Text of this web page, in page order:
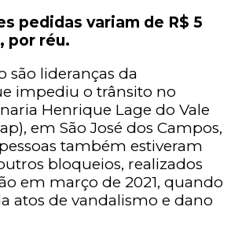
pedidas variam de R$ 5
por réu.
são lideranças da
impediu o trânsito no
Henrique Lage do Vale
em São José dos Campos,
também estiveram
bloqueios, realizados
em março de 2021, quando
atos de vandalismo e dano